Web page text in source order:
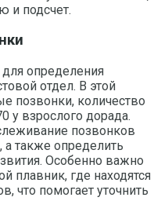
и подсчет.
определения
отдел. В этой
позвонки, количество
у взрослого дорада.
позвонков
а также определить
Особенно важно
плавник, где находятся
что помогает уточнить